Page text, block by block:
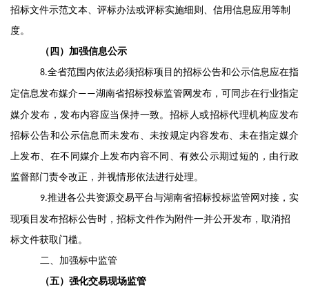
招标文件示范文本、 评标办法或评标实施细则、 信用信息应用等制
度。
（四）加强信息公示
8.全省范围内依法必须招标项目的招标公告和公示信息应在指
定信息发布媒介——湖南省招标投标监管网 发布 ， 可同步在行业指定
媒介发布 ，发布内容应当保持一致。 招标人或招标代理机构应发布
招标公告和公示信息而未发布、未按规定内容发布、未在指定媒介
上发布、在不同媒介上发布内容不同、有效公示期过短的 ， 由行政
监督部门责令改正，并视情形依法进行处理。
9.推进各公共资源交易平台与湖南省招标投标监管网对接， 实
现项目发布招标公告时 ， 招标文件作为附件一并公开发布，取消招
标文件获取门槛。
二、加强标中监管
（五）强化交易现场监管